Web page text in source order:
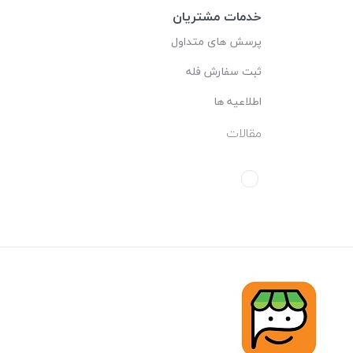
خدمات مشتریان
پرسش های متداول
ثبت سفارش فله
اطلاعیه ها
مقالات